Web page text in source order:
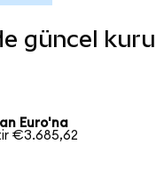
güncel kuru
Euro'na
€3.685,62